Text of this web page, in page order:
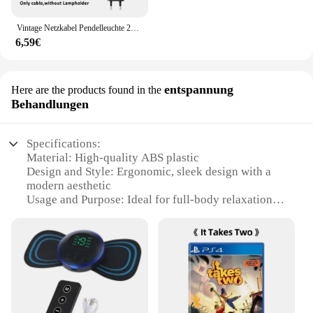
Vintage Netzkabel Pendelleuchte 2M Hanfseil Kabel E26 E27 Lampenfassung Sockel EU Stecker Schalter Industrielle Pendelleuchte
6,59€
Here are the products found in the entspannung
Behandlungen
Specifications:
Material: High-quality ABS plastic
Design and Style: Ergonomic, sleek design with a
modern aesthetic
Usage and Purpose: Ideal for full-body relaxation
Performance and Property: Advanced vibration
technology for deep tissue relief
Parts and Accessories: Comes with a variety of
massage heads for targeted treatments
Applicable People: Suitable for individuals seeking
at-home spa experiences